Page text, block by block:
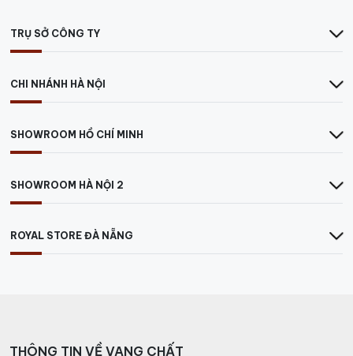
TRỤ SỞ CÔNG TY
CHI NHÁNH HÀ NỘI
SHOWROOM HỒ CHÍ MINH
SHOWROOM HÀ NỘI 2
ROYAL STORE ĐÀ NẴNG
THÔNG TIN VỀ VANG CHẤT